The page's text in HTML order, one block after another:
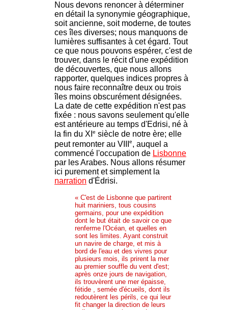
Nous devons renoncer à déterminer
en détail la synonymie géographique,
soit ancienne, soit moderne, de toutes
ces îles diverses; nous manquons de
lumières suffisantes à cet égard. Tout
ce que nous pouvons espérer, c'est de
trouver, dans le récit d'une expédition
de découvertes, que nous allons
rapporter, quelques indices propres à
nous faire reconnaître deux ou trois
îles moins obscurément désignées.
La date de cette expédition n'est pas
fixée : nous savons seulement qu'elle
est antérieure au temps d'Edrisi, né à
la fin du XI e siècle de notre ère; elle
peut remonter au VIII
e, auquel a
commencé l'occupation de Lisbonne
par les Arabes. Nous allons résumer
ici purement et simplement la
narration d'Édrisi.
« C'est de Lisbonne que partirent
huit mariniers, tous cousins
germains, pour une expédition
dont le but était de savoir ce que
renferme l'Océan, et quelles en
sont les limites. Ayant construit
un navire de charge, et mis à
bord de l'eau et des vivres pour
plusieurs mois, ils prirent la mer
au premier souffle du vent d'est;
après onze jours de navigation,
ils trouvèrent une mer épaisse,
fétide , semée d'écueils, dont ils
redoutèrent les périls, ce qui leur
fit changer la direction de leurs